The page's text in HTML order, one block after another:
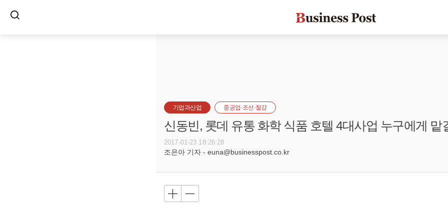
기업과산업 중공업·조선·철강
신동빈, 롯데 유통 화학 식품 호텔 4대사업 누구에게 맡
2017-01-23 18:26:28
조은아 기자 - euna@businesspost.co.kr